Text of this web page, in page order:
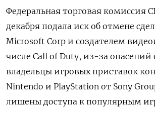
Федеральная торговая комиссия
декабря подала иск об отмене
Microsoft Corp и создателем
числе Call of Duty, из-за опасений
владельцы игровых приставок
Nintendo и PlayStation от Sony
лишены доступа к популярным